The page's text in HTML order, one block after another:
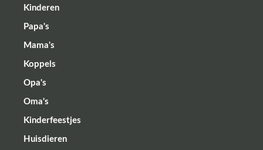
Kinderen
Papa's
Mama's
Koppels
Opa's
Oma's
Kinderfeestjes
Huisdieren